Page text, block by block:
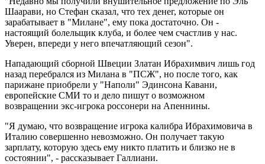
Шаарави, но Стефан сказал, что тех денег, которые он
зарабатывает в "Милане", ему пока достаточно. Он -
настоящий болельщик клуба, и более чем счастлив у нас.
Уверен, впереди у него впечатляющий сезон".
Нападающий сборной Швеции Златан Ибрахимвич лишь год
назад перебрался из Милана в "ПСЖ", но после того, как
парижане приобрели у "Наполи" Эдинсона Кавани,
европейские СМИ то и дело пишут о возможном
возвращении экс-игрока россонери на Апеннины.
"Я думаю, что возвращение игрока калибра Ибрахимовича в
Италию совершенно невозможно. Он получает такую
зарплату, которую здесь ему никто платить и близко не в
состоянии", - рассказывает Галлиани.